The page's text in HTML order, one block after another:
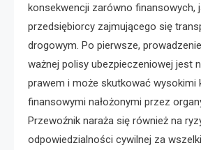
konsekwencji zarówno finansowych,
przedsiębiorcy zajmującego się
drogowym. Po pierwsze,
ważnej polisy ubezpieczeniowej jest
prawem i może skutkować wysokimi
finansowymi nałożonymi przez
Przewoźnik naraża się również na
odpowiedzialności cywilnej za